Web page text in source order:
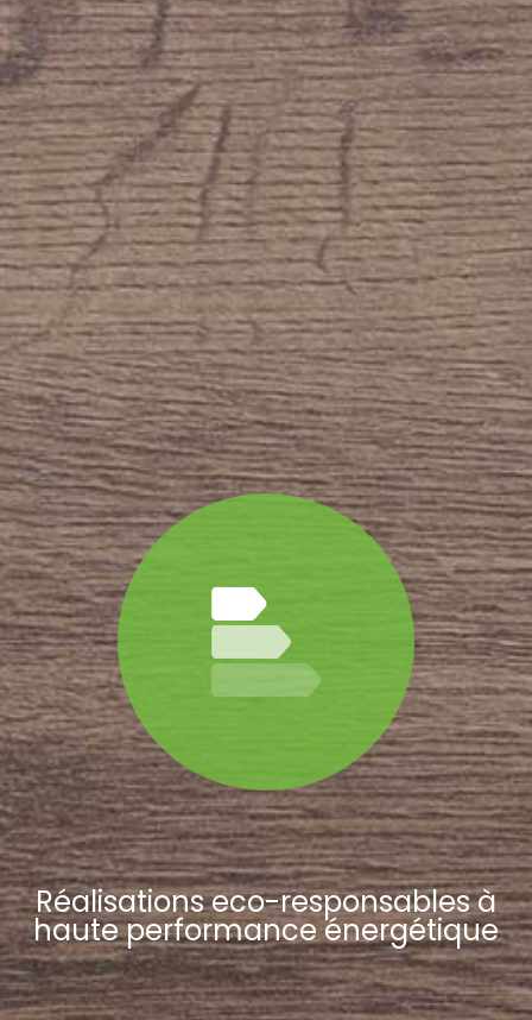
Réalisations eco-responsables à
haute performance énergétique